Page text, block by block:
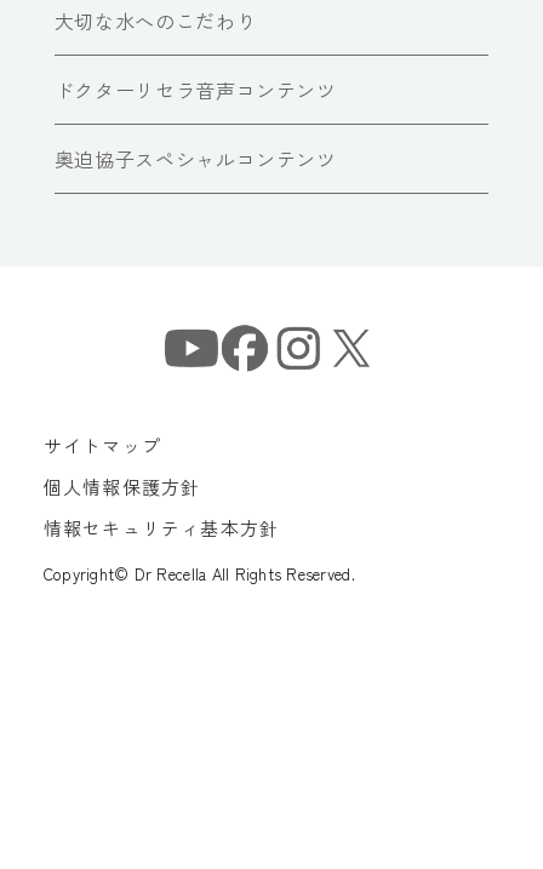
大切な水へのこだわり
ドクターリセラ音声コンテンツ
奥迫協子スペシャルコンテンツ
サイトマップ
個人情報保護方針
情報セキュリティ基本方針
Copyright© Dr Recella All Rights Reserved.